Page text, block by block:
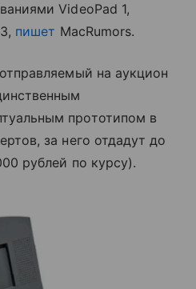
VideoPad 1,
пишет MacRumors.
на аукцион
прототипом в
за него отдадут до
рублей по курсу).